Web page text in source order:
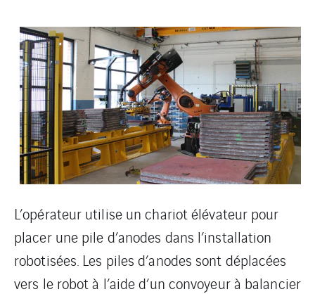
L’opérateur utilise un chariot élévateur pour
placer une pile d’anodes dans l’installation
robotisées. Les piles d’anodes sont déplacées
vers le robot à l’aide d’un convoyeur à balancier